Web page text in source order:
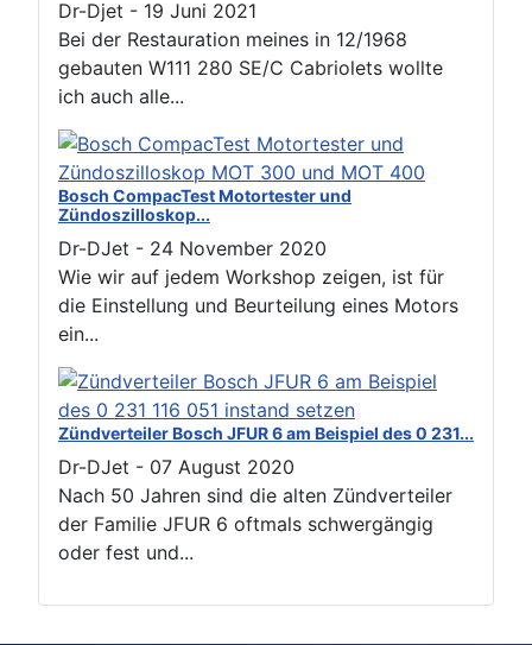
Dr-Djet - 19 Juni 2021
Bei der Restauration meines in 12/1968
gebauten W111 280 SE/C Cabriolets wollte
ich auch alle...
Bosch CompacTest Motortester und
Zündoszilloskop...
Dr-DJet - 24 November 2020
Wie wir auf jedem Workshop zeigen, ist für
die Einstellung und Beurteilung eines Motors
ein...
Zündverteiler Bosch JFUR 6 am Beispiel des 0 231...
Dr-DJet - 07 August 2020
Nach 50 Jahren sind die alten Zündverteiler
der Familie JFUR 6 oftmals schwergängig
oder fest und...